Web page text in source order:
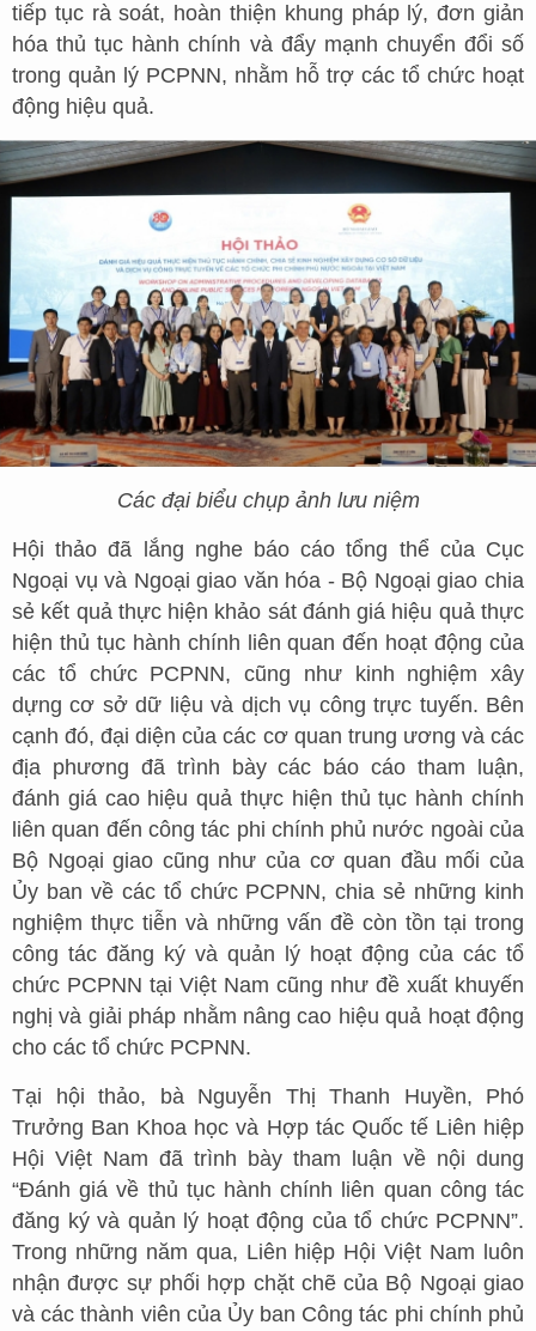
tiếp tục rà soát, hoàn thiện khung pháp lý, đơn giản
hóa thủ tục hành chính và đẩy mạnh chuyển đổi số
trong quản lý PCPNN, nhằm hỗ trợ các tổ chức hoạt
động hiệu quả.
Các đại biểu chụp ảnh lưu niệm
Hội thảo đã lắng nghe báo cáo tổng thể của Cục
Ngoại vụ và Ngoại giao văn hóa - Bộ Ngoại giao chia
sẻ kết quả thực hiện khảo sát đánh giá hiệu quả thực
hiện thủ tục hành chính liên quan đến hoạt động của
các tổ chức PCPNN, cũng như kinh nghiệm xây
dựng cơ sở dữ liệu và dịch vụ công trực tuyến. Bên
cạnh đó, đại diện của các cơ quan trung ương và các
địa phương đã trình bày các báo cáo tham luận,
đánh giá cao hiệu quả thực hiện thủ tục hành chính
liên quan đến công tác phi chính phủ nước ngoài của
Bộ Ngoại giao cũng như của cơ quan đầu mối của
Ủy ban về các tổ chức PCPNN, chia sẻ những kinh
nghiệm thực tiễn và những vấn đề còn tồn tại trong
công tác đăng ký và quản lý hoạt động của các tổ
chức PCPNN tại Việt Nam cũng như đề xuất khuyến
nghị và giải pháp nhằm nâng cao hiệu quả hoạt động
cho các tổ chức PCPNN.
Tại hội thảo, bà Nguyễn Thị Thanh Huyền, Phó
Trưởng Ban Khoa học và Hợp tác Quốc tế Liên hiệp
Hội Việt Nam đã trình bày tham luận về nội dung
“Đánh giá về thủ tục hành chính liên quan công tác
đăng ký và quản lý hoạt động của tổ chức PCPNN”.
Trong những năm qua, Liên hiệp Hội Việt Nam luôn
nhận được sự phối hợp chặt chẽ của Bộ Ngoại giao
và các thành viên của Ủy ban Công tác phi chính phủ